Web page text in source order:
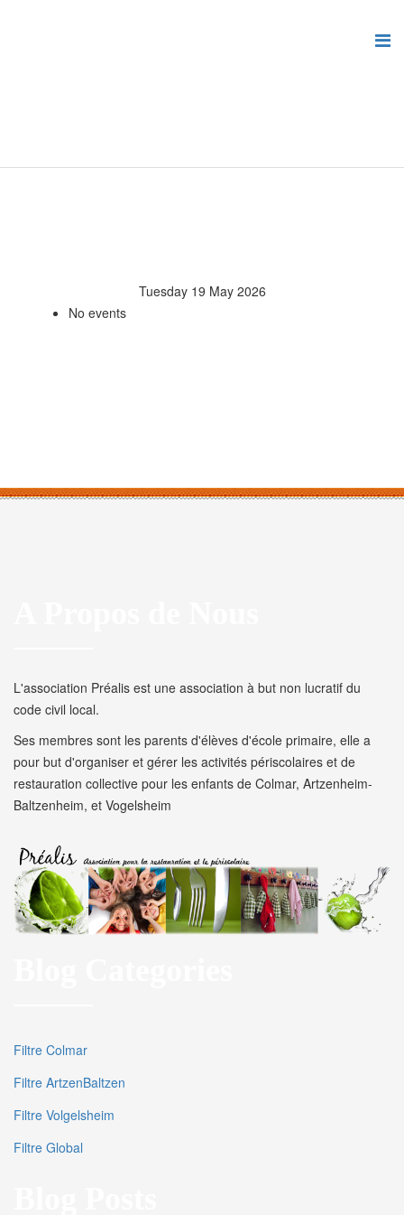
Tuesday 19 May 2026
No events
L'association Préalis est une association à but non lucratif du
code civil local.
Ses membres sont les parents d'élèves d'école primaire, elle a
pour but d'organiser et gérer les activités périscolaires et de
restauration collective pour les enfants de Colmar, Artzenheim-
Baltzenheim, et Vogelsheim
Filtre Colmar
Filtre ArtzenBaltzen
Filtre Volgelsheim
Filtre Global